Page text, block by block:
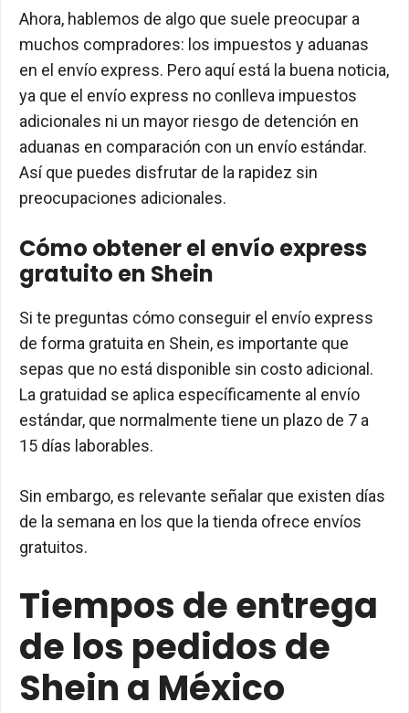
Ahora, hablemos de algo que suele preocupar a
muchos compradores: los impuestos y aduanas
en el envío express. Pero aquí está la buena noticia,
ya que el envío express no conlleva impuestos
adicionales ni un mayor riesgo de detención en
aduanas en comparación con un envío estándar.
Así que puedes disfrutar de la rapidez sin
preocupaciones adicionales.
Cómo obtener el envío express
gratuito en Shein
Si te preguntas cómo conseguir el envío express
de forma gratuita en Shein, es importante que
sepas que no está disponible sin costo adicional.
La gratuidad se aplica específicamente al envío
estándar, que normalmente tiene un plazo de 7 a
15 días laborables.
Sin embargo, es relevante señalar que existen días
de la semana en los que la tienda ofrece envíos
gratuitos.
Tiempos de entrega
de los pedidos de
Shein a México